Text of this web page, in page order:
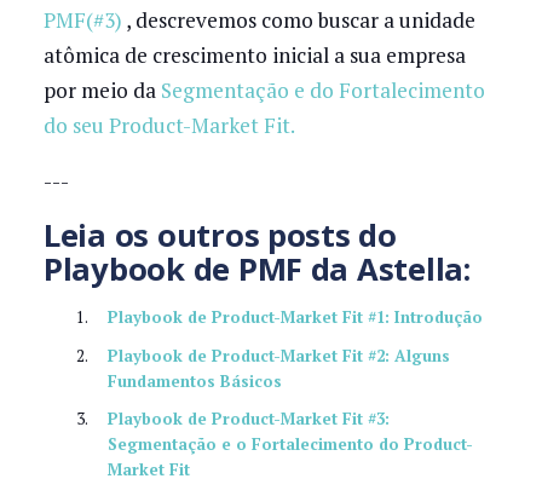
PMF(#3) , descrevemos como buscar a unidade
atômica de crescimento inicial a sua empresa
por meio da Segmentação e do Fortalecimento
do seu Product-Market Fit.
---
Leia os outros posts do
Playbook de PMF da Astella:
Playbook de Product-Market Fit #1: Introdução
Playbook de Product-Market Fit #2: Alguns
Fundamentos Básicos
Playbook de Product-Market Fit #3:
Segmentação e o Fortalecimento do Product-
Market Fit